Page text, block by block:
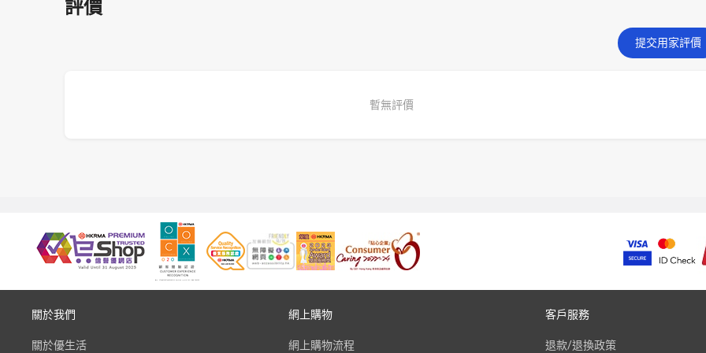
評價
提交用家評價
暫無評價
關於我們
關於優生活
網上購物
網上購物流程
客戶服務
退款/退換政策